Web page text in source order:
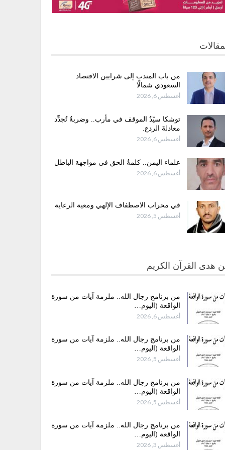
من باب المندب إلى شرايين الاقتصاد
السعودي شمالًا
أغسطس 6, 2026
توشكا سيّدُ الموقف في مأرب.. وضربةٌ تُجدِّد
معادلةَ الردع.
أغسطس 6, 2026
علماء اليمن.. كلمةُ الحق في مواجهة الباطل
أغسطس 6, 2026
في محراب الاصطفاف الإلهي ومعية الرعاية
أغسطس 5, 2026
هدى القرآن الكريم
من برنامج رجال الله.. ملزمة آيات من سورة
الواقعة (اليوم…
أغسطس 6, 2026
من برنامج رجال الله.. ملزمة آيات من سورة
الواقعة (اليوم…
أغسطس 5, 2026
من برنامج رجال الله.. ملزمة آيات من سورة
الواقعة (اليوم…
أغسطس 5, 2026
من برنامج رجال الله.. ملزمة آيات من سورة
الواقعة (اليوم…
أغسطس 3, 2026